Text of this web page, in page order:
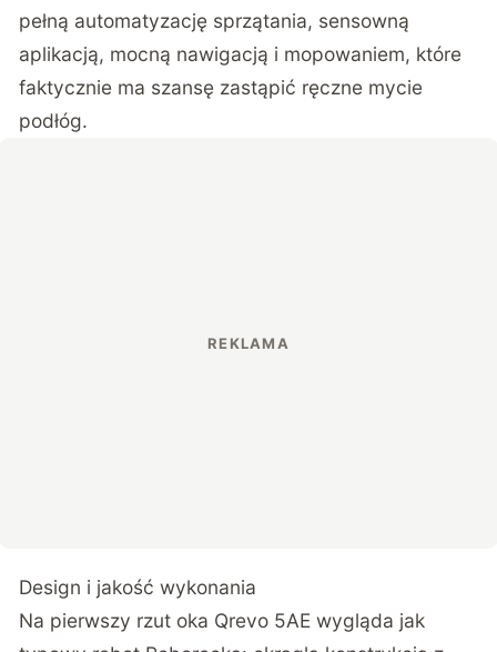
pełną automatyzację sprzątania, sensowną
aplikacją, mocną nawigacją i mopowaniem, które
faktycznie ma szansę zastąpić ręczne mycie
podłóg.
Design i jakość wykonania
Na pierwszy rzut oka Qrevo 5AE wygląda jak